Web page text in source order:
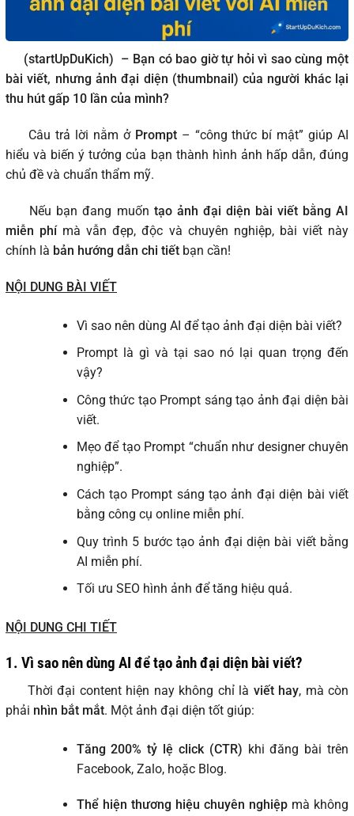
(startUpDuKich) – Bạn có bao giờ tự hỏi vì sao cùng một
bài viết, nhưng ảnh đại diện (thumbnail) của người khác lại
thu hút gấp 10 lần của mình?
Câu trả lời nằm ở Prompt– “công thức bí mật” giúp AI
hiểu và biến ý tưởng của bạn thành hình ảnh hấp dẫn, đúng
chủ đề và chuẩn thẩm mỹ.
Nếu bạn đang muốn tạo ảnh đại diện bài viết bằng AI
miễn phímà vẫn đẹp, độc và chuyên nghiệp, bài viết này
chính là bản hướng dẫn chi tiết bạn cần!
NỘI DUNG BÀI VIẾT
Vì sao nên dùng AI để tạo ảnh đại diện bài viết?
Prompt là gì và tại sao nó lại quan trọng đến
vậy?
Công thức tạo Prompt sáng tạo ảnh đại diện bài
viết.
Mẹo để tạo Prompt “chuẩn như designer chuyên
nghiệp”.
Cách tạo Prompt sáng tạo ảnh đại diện bài viết
bằng công cụ online miễn phí.
Quy trình 5 bước tạo ảnh đại diện bài viết bằng
AI miễn phí.
Tối ưu SEO hình ảnh để tăng hiệu quả.
NỘI DUNG CHI TIẾT
1. Vì sao nên dùng AI để tạo ảnh đại diện bài viết?
Thời đại content hiện nay không chỉ là viết hay, mà còn
phải nhìn bắt mắt. Một ảnh đại diện tốt giúp:
Tăng 200% tỷ lệ click (CTR) khi đăng bài trên
Facebook, Zalo, hoặc Blog.
Thể hiện thương hiệu chuyên nghiệpmà không